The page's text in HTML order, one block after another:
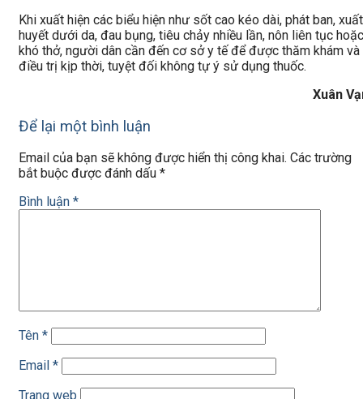
Khi xuất hiện các biểu hiện như sốt cao kéo dài, phát ban, xuất
huyết dưới da, đau bụng, tiêu chảy nhiều lần, nôn liên tục hoặc
khó thở, người dân cần đến cơ sở y tế để được thăm khám và
điều trị kịp thời, tuyệt đối không tự ý sử dụng thuốc.
Xuân
Để lại một bình luận
Email của bạn sẽ không được hiển thị công khai. Các trường
bắt buộc được đánh dấu *
Bình luận *
Tên *
Email *
Trang web